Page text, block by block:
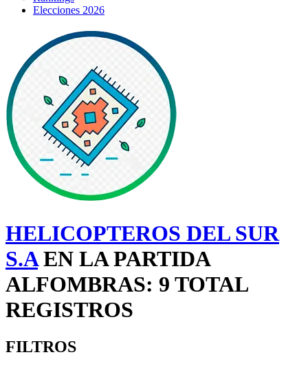
Elecciones 2026
HELICOPTEROS DEL SUR
S.AEN LA PARTIDA
ALFOMBRAS: 9 TOTAL
REGISTROS
FILTROS